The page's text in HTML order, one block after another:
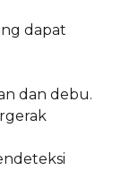
dapat
dan debu.